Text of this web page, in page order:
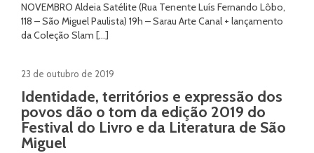
NOVEMBRO Aldeia Satélite (Rua Tenente Luís Fernando Lôbo,
118 – São Miguel Paulista) 19h – Sarau Arte Canal + lançamento
da Coleção Slam […]
23 de outubro de 2019
Identidade, territórios e expressão dos
povos dão o tom da edição 2019 do
Festival do Livro e da Literatura de São
Miguel